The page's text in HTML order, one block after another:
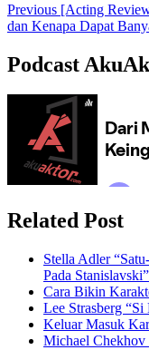
Previous [Acting
dan Kenapa Dapat
Podcast
Related Post
Stella Adler
Pada Stanislavski”
Cara Bikin
Lee Strasberg
Keluar Masuk
Michael Chekhov